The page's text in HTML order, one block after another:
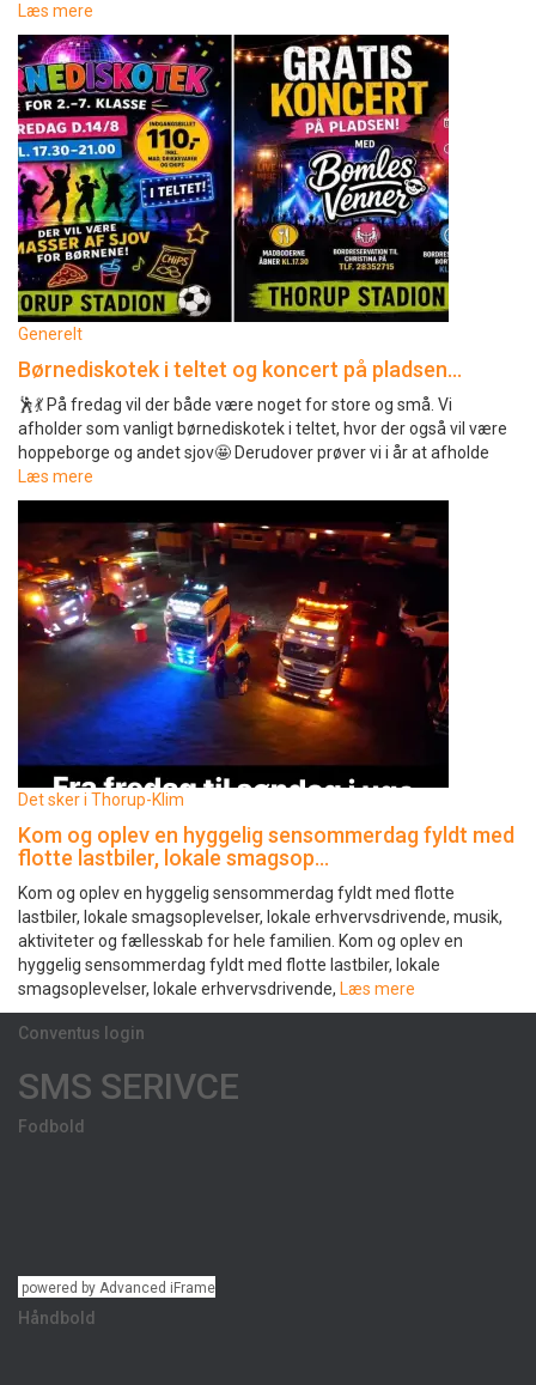
Læs mere
Generelt
Børnediskotek i teltet og koncert på pladsen…
🕺💃 På fredag vil der både være noget for store og små. Vi
afholder som vanligt børnediskotek i teltet, hvor der også vil være
hoppeborge og andet sjov🤩 Derudover prøver vi i år at afholde
Læs mere
Det sker i Thorup-Klim
Kom og oplev en hyggelig sensommerdag fyldt med
flotte lastbiler, lokale smagsop…
Kom og oplev en hyggelig sensommerdag fyldt med flotte
lastbiler, lokale smagsoplevelser, lokale erhvervsdrivende, musik,
aktiviteter og fællesskab for hele familien. Kom og oplev en
hyggelig sensommerdag fyldt med flotte lastbiler, lokale
smagsoplevelser, lokale erhvervsdrivende, Læs mere
Conventus login
SMS SERIVCE
Fodbold
powered by Advanced iFrame
Håndbold